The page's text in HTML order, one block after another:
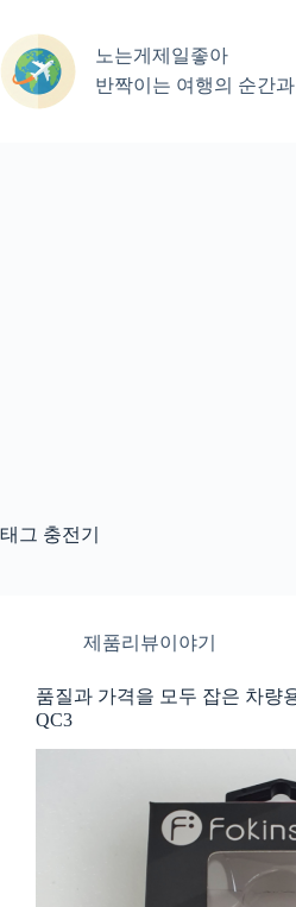
으
로
노는게제일좋아
반짝이는 여행의 순간
태그 충전기
제품리뷰이야기
품질과 가격을 모두 잡은 차량
QC3